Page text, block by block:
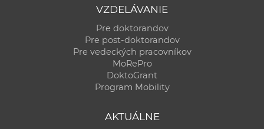
VZDELÁVANIE
Pre doktorandov
Pre post-doktorandov
Pre vedeckých pracovníkov
MoRePro
DoktoGrant
Program Mobility
AKTUÁLNE